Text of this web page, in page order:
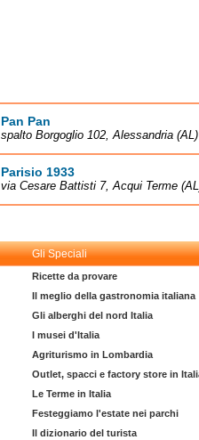
Pan Pan
spalto Borgoglio 102, Alessandria (AL)
Parisio 1933
via Cesare Battisti 7, Acqui Terme
Gli Speciali
Ricette da provare
Il meglio della gastronomia italiana
Gli alberghi del nord Italia
I musei d'Italia
Agriturismo in Lombardia
Outlet, spacci e factory store in
Le Terme in Italia
Festeggiamo l'estate nei parchi
Il dizionario del turista